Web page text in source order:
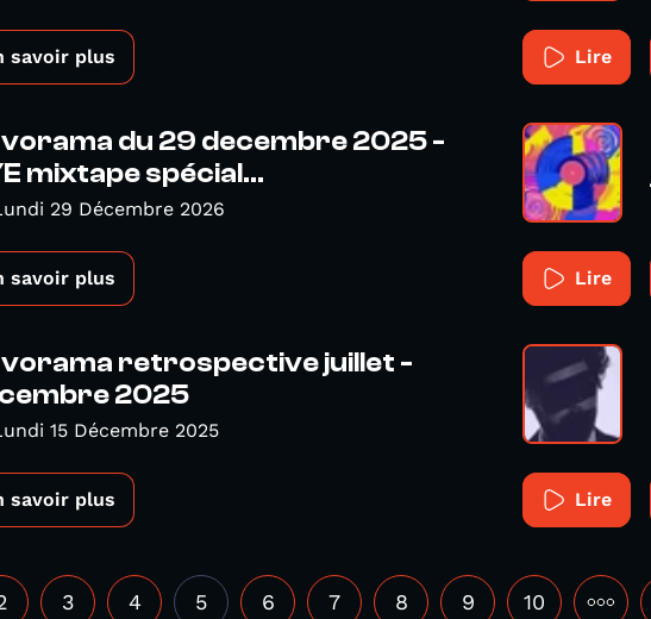
savoir plus Lire
du 29 decembre 2025 -
mixtape spécial...
29 Décembre 2026
savoir plus Lire
retrospective juillet -
2025
15 Décembre 2025
savoir plus Lire
3 4 5 6 7 8 9 10 •••